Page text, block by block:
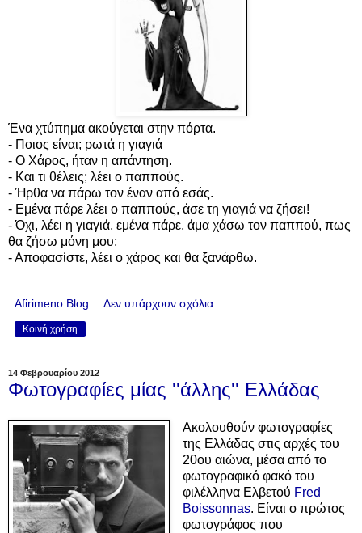
Ένα χτύπημα ακούγεται στην πόρτα.
- Ποιος είναι; ρωτά η γιαγιά
- Ο Χάρος, ήταν η απάντηση.
- Και τι θέλεις; λέει ο παππούς.
- Ήρθα να πάρω τον έναν από εσάς.
- Εμένα πάρε λέει ο παππούς, άσε τη γιαγιά να ζήσει!
- Όχι, λέει η γιαγιά, εμένα πάρε, άμα χάσω τον παππού, πως
θα ζήσω μόνη μου;
- Αποφασίστε, λέει ο χάρος και θα ξανάρθω.
Afirimeno Blog Δεν υπάρχουν σχόλια:
Κοινή χρήση
14 Φεβρουαρίου 2012
Φωτογραφίες μίας ''άλλης'' Ελλάδας
Ακολουθούν φωτογραφίες
της Ελλάδας στις αρχές του
20ου αιώνα, μέσα από το
φωτογραφικό φακό του
φιλέλληνα Ελβετού Fred
Boissonnas. Είναι ο πρώτος
φωτογράφος που